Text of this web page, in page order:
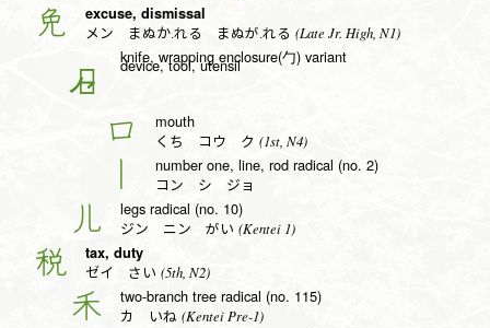
免 excuse, dismissal
メン まぬか.れる まぬが.れる (Late Jr. High, N1)
knife, wrapping enclosure(勹) variant
𫩏 device, tool, utensil
口 mouth
くち コウ ク (1st, N4)
number one, line, rod radical (no. 2)
コン シ ジョ
儿 legs radical (no. 10)
ジン ニン がい (Kentei 1)
税 tax, duty
ゼイ さい (5th, N2)
禾 two-branch tree radical (no. 115)
カ いね (Kentei Pre-1)